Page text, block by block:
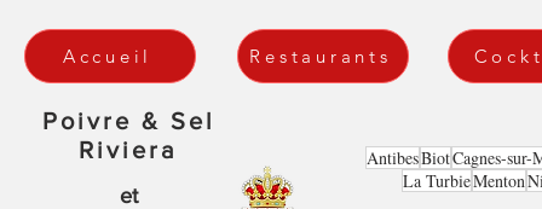
Accueil Restaurants
Poivre & Sel
Riviera
et
AntibesBiotCagnes-sur-
La TurbieMenton